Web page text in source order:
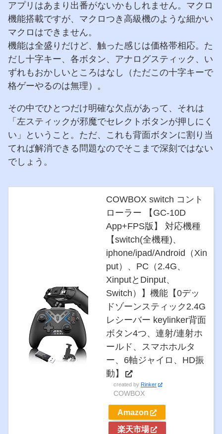
アプリはあまり出番がないかもしれません。マクロ
機能搭載ですが、マクロつき高級機のような細かい
マクロはできません。
機能は全盛りだけど、触った感じは価格帯相応。た
だし十字キー、各ボタン、アナログスティック、い
ずれもおかしいところはなし（ただこの十字キーで
格ゲーやるのは無理）。
その中でひとつだけ明確な欠点があって、それは
「左スティックが邪魔でセレクトボタンが押しにく
い」ということ。ただ、これも背面ボタンに割り当
てれば解消できる問題なのでそこまで深刻ではない
でしょう。
COWBOX switch コント
ローラー 【GC-10D
App+FPS版】 対応機種
【switch(全機種)、
iphone/ipad/Android（Xin
put）、PC（2.4G、
XinputとDinput、
Switch）】機能【0デッ
ドゾーンスティック2.4G
レシーバー keylinker背面
ボタン4つ、連射/連射ホ
ールド、スマホホルタ
ー、6軸ジャイロ、HD振
動】
created by Rinker
COWBOX
Amazon
楽天市場